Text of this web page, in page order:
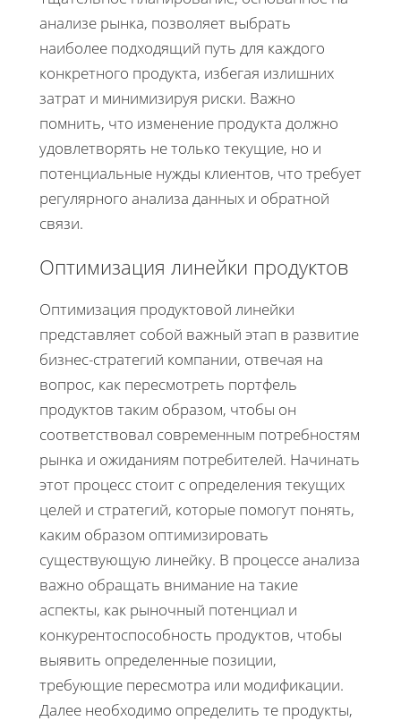
анализе рынка, позволяет выбрать
наиболее подходящий путь для каждого
конкретного продукта, избегая излишних
затрат и минимизируя риски. Важно
помнить, что изменение продукта должно
удовлетворять не только текущие, но и
потенциальные нужды клиентов, что требует
регулярного анализа данных и обратной
связи.
Оптимизация линейки продуктов
Оптимизация продуктовой линейки
представляет собой важный этап в развитие
бизнес-стратегий компании, отвечая на
вопрос, как пересмотреть портфель
продуктов таким образом, чтобы он
соответствовал современным потребностям
рынка и ожиданиям потребителей. Начинать
этот процесс стоит с определения текущих
целей и стратегий, которые помогут понять,
каким образом оптимизировать
существующую линейку. В процессе анализа
важно обращать внимание на такие
аспекты, как рыночный потенциал и
конкурентоспособность продуктов, чтобы
выявить определенные позиции,
требующие пересмотра или модификации.
Далее необходимо определить те продукты,